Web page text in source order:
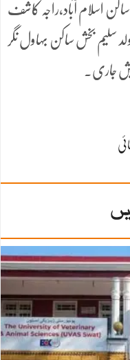
ساکن اسلام آباد،راجہ کاشف
ولد سلیم بخش ساکن بہاول نگر
جاری۔